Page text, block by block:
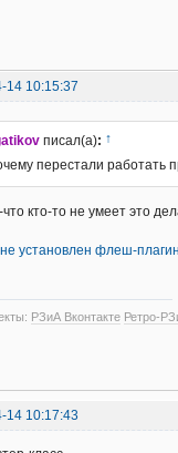
14 10:15:37
писал(а): ↑
перестали работать
кто-то не умеет это
установлен флеш-
РЗиА Вконтакте Ретро-
14 10:17:43